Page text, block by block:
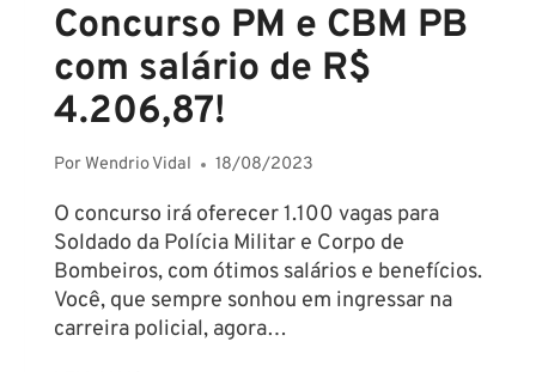
Concurso PM e CBM PB
com salário de R$
4.206,87!
PorWendrio Vidal 18/08/2023
O concurso irá oferecer 1.100 vagas para
Soldado da Polícia Militar e Corpo de
Bombeiros, com ótimos salários e benefícios.
Você, que sempre sonhou em ingressar na
carreira policial, agora…